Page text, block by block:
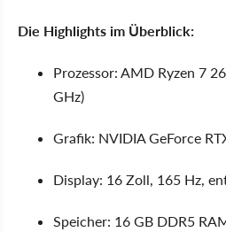
Die Highlights im Überblick:
Prozessor:AMD Ryzen 7
GHz)
Grafik: NVIDIA GeForce
Display: 16 Zoll, 165 Hz,
Speicher: 16 GB DDR5